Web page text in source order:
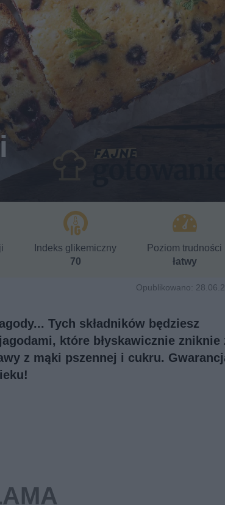
Indeks glikemiczny
70
Poziom trudności
łatwy
Opublikowano:
Tych składników będziesz
które błyskawicznie zniknie
z mąki pszennej i cukru.